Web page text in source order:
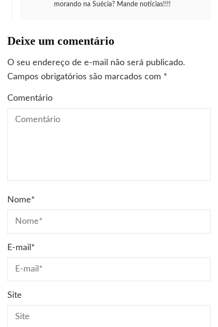
morando na Suécia? Mande notícias!!!!
Deixe um comentário
O seu endereço de e-mail não será publicado.
Campos obrigatórios são marcados com *
Comentário
Nome*
E-mail *
Site